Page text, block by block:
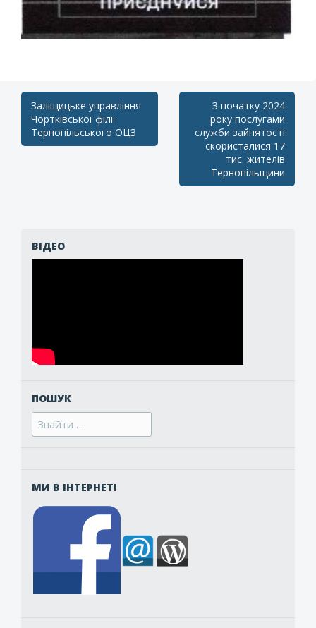
Post
navigation
Заліщицьке управління
Чортківської філії
Тернопільського ОЦЗ
З початку 2024
року послугами
служби зайнятості
скористалися 17
тис. жителів
Тернопільщини
ВІДЕО
ПОШУК
Search
for:
МИ В ІНТЕРНЕТІ